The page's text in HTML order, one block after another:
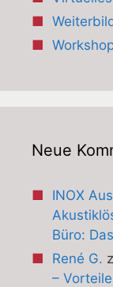
Neue
INOX
Büro:
René G.
–